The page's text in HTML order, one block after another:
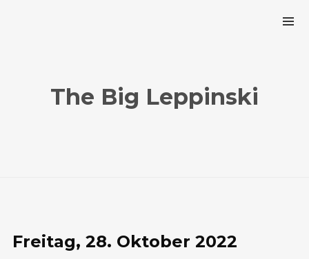
The Big Leppinski
Freitag, 28. Oktober 2022